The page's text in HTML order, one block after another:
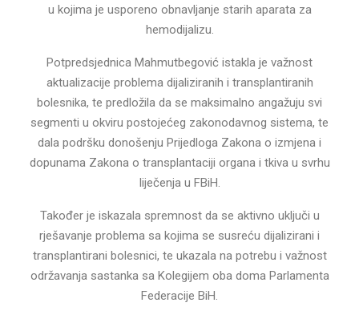
u kojima je usporeno obnavljanje starih aparata za
hemodijalizu.
Potpredsjednica Mahmutbegović istakla je važnost
aktualizacije problema dijaliziranih i transplantiranih
bolesnika, te predložila da se maksimalno angažuju svi
segmenti u okviru postojećeg zakonodavnog sistema, te
dala podršku donošenju Prijedloga Zakona o izmjena i
dopunama Zakona o transplantaciji organa i tkiva u svrhu
liječenja u FBiH.
Također je iskazala spremnost da se aktivno uključi u
rješavanje problema sa kojima se susreću dijalizirani i
transplantirani bolesnici, te ukazala na potrebu i važnost
održavanja sastanka sa Kolegijem oba doma Parlamenta
Federacije BiH.